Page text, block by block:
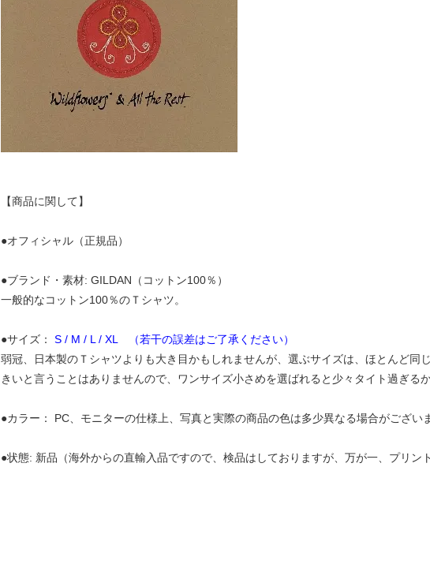
【商品に関して】
●オフィシャル（正規品）
●ブランド・素材: GILDAN（コットン100％）
一般的なコットン100％のＴシャツ。
●サイズ：
S / M / L / XL （若干の誤差はご了承ください）
弱冠、日本製のＴシャツよりも大き目かもしれませんが、選ぶサイズは、ほとんど
きいと言うことはありませんので、ワンサイズ小さめを選ばれると少々タイト過ぎる
●カラー： PC、モニターの仕様上、写真と実際の商品の色は多少異なる場合がござい
●状態: 新品（海外からの直輸入品ですので、検品はしておりますが、万が一、プリン